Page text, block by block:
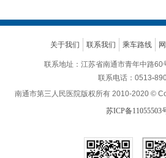
关于我们 联系我们 乘车路线
联系地址：江苏省南通市青年中路60
联系电话：0513-
南通市第三人民医院版权所有 2010-2020 ©
苏ICP备11055503